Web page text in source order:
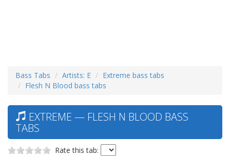
Bass Tabs Artists: E
Extreme bass tabs
Flesh N Blood bass tabs
EXTREME — FLESH N BLOOD BASS
TABS
Rate this tab: